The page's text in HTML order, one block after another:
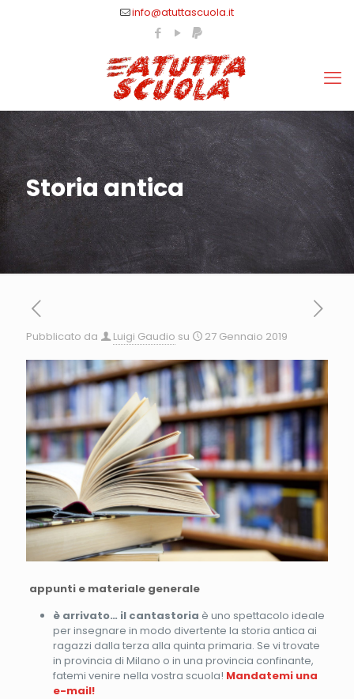
info@atuttascuola.it
Storia antica
Pubblicato da Luigi Gaudio su 27 Gennaio 2019
appunti e materiale generale
è arrivato… il cantastoria è uno spettacolo ideale
per insegnare in modo divertente la storia antica ai
ragazzi dalla terza alla quinta primaria. Se vi trovate
in provincia di Milano o in una provincia confinante,
fatemi venire nella vostra scuola! Mandatemi una
e-mail!